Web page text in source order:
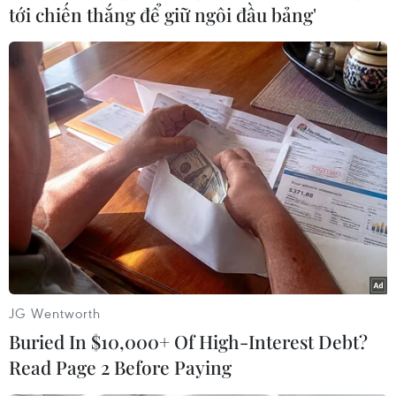
(TTXVN/Vietnam+)
#Giá dầu #Cắt giảm sản lượng
#OPEC
#Tổ chức Các nước Xuất khẩu Dầu mỏ
tới chiến thắng để giữ ngôi đầu bảng'
JG Wentworth
Buried In $10,000+ Of High-Interest Debt?
Read Page 2 Before Paying